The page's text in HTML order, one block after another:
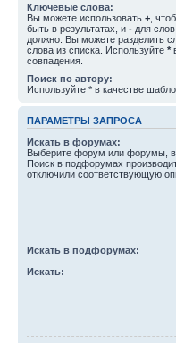
Ключевые слова:
Вы можете использовать + ,
быть в результатах, и - для
должно. Вы можете разделить
слова из списка. Используйте *
совпадения.
Поиск по автору:
Используйте * в качестве
ПАРАМЕТРЫ ЗАПРОСА
Искать в форумах:
Выберите форум или форумы, в
Поиск в подфорумах
отключили соответствующую
Искать в подфорумах:
Искать: